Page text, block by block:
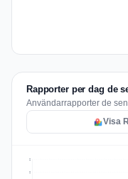
Rapporter per dag de
Användarrapporter de
Visa
2
2